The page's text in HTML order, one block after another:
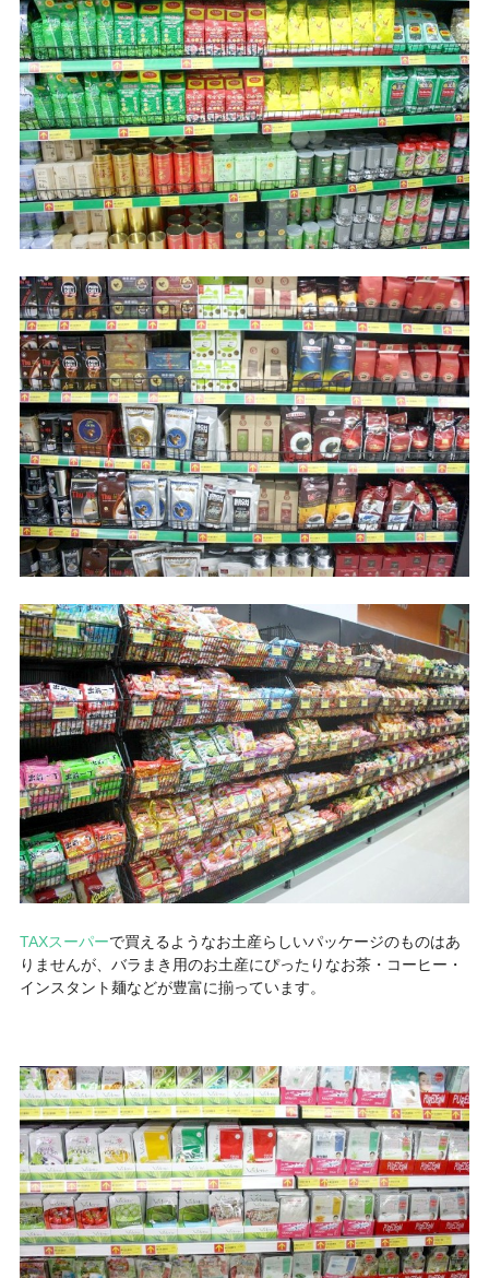
TAXスーパーで買えるようなお土産らしいパッケージのものはあ
りませんが、バラまき用のお土産にぴったりなお茶・コーヒー・
インスタント麺などが豊富に揃っています。